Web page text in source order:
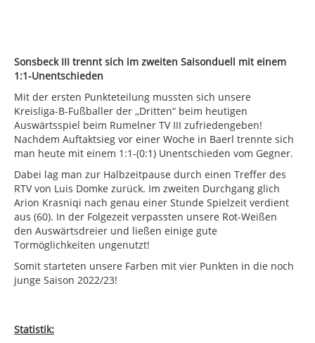
Sonsbeck III trennt sich im zweiten Saisonduell mit einem
1:1-Unentschieden
Mit der ersten Punkteteilung mussten sich unsere
Kreisliga-B-Fußballer der ,,Dritten“ beim heutigen
Auswärtsspiel beim Rumelner TV III zufriedengeben!
Nachdem Auftaktsieg vor einer Woche in Baerl trennte sich
man heute mit einem 1:1-(0:1) Unentschieden vom Gegner.
Dabei lag man zur Halbzeitpause durch einen Treffer des
RTV von Luis Domke zurück. Im zweiten Durchgang glich
Arion Krasniqi nach genau einer Stunde Spielzeit verdient
aus (60). In der Folgezeit verpassten unsere Rot-Weißen
den Auswärtsdreier und ließen einige gute
Tormöglichkeiten ungenutzt!
Somit starteten unsere Farben mit vier Punkten in die noch
junge Saison 2022/23!
Statistik: